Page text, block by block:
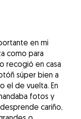
en mi
como para
recogió en casa
súper bien a
el de vuelta. En
fotos y
cariño,